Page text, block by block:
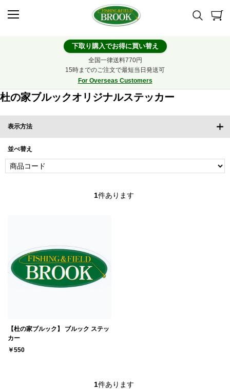
下取り購入でお得に買い替え
全国一律送料770円
15時までのご注文で最短当日発送可
For Overseas Customers
杜の家ブルックオリジナルステッカー
表示方法
並べ替え
1件あります
【杜の家ブルック】 ブルック ステッ
カー
￥550
1件あります